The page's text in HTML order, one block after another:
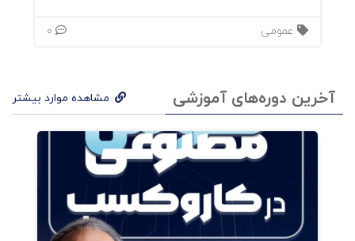
عمومی
آخرین دوره‌های آموزشی مشاهده موارد بیشتر